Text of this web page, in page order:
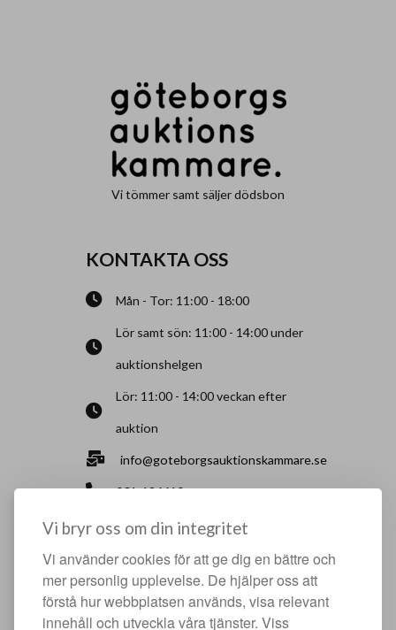
Vi bryr oss om din integritet
Vi använder cookies för att ge dig en bättre och
mer personlig upplevelse. De hjälper oss att
förstå hur webbplatsen används, visa relevant
innehåll och utveckla våra tjänster. Viss
Vi tömmer samt säljer dödsbon
KONTAKTA OSS
Mån - Tor: 11:00 - 18:00
Lör samt sön: 11:00 - 14:00 under
auktionshelgen
Lör: 11:00 - 14:00 veckan efter
auktion
info@goteborgsauktionskammare.se
031-126610
Sisjö Kullegata 6, 436 32 Askim
HJÄLPFULLA SIDOR
Något du vill sälja?